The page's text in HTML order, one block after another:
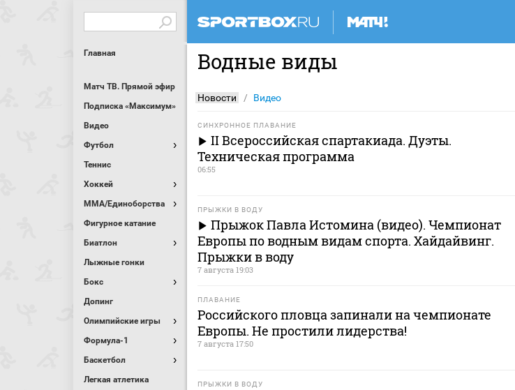
Главная
Матч ТВ. Прямой эфир
Подписка «Максимум»
Видео
Футбол
Теннис
Хоккей
MMA/Единоборства
Фигурное катание
Биатлон
Лыжные гонки
Бокс
Допинг
Олимпийские игры
Формула-1
Баскетбол
Легкая атлетика
Водные виды
Новости Видео
СИНХРОННОЕ ПЛАВАНИЕ
II Всероссийская спартакиада. Дуэты.
Техническая программа
06:55
ПРЫЖКИ В ВОДУ
Прыжок Павла Истомина (видео). Чемпионат
Европы по водным видам спорта. Хайдайвинг.
Прыжки в воду
7 августа 19:03
ПЛАВАНИЕ
Российского пловца запинали на чемпионате
Европы. Не простили лидерства!
7 августа 17:50
ПРЫЖКИ В ВОДУ